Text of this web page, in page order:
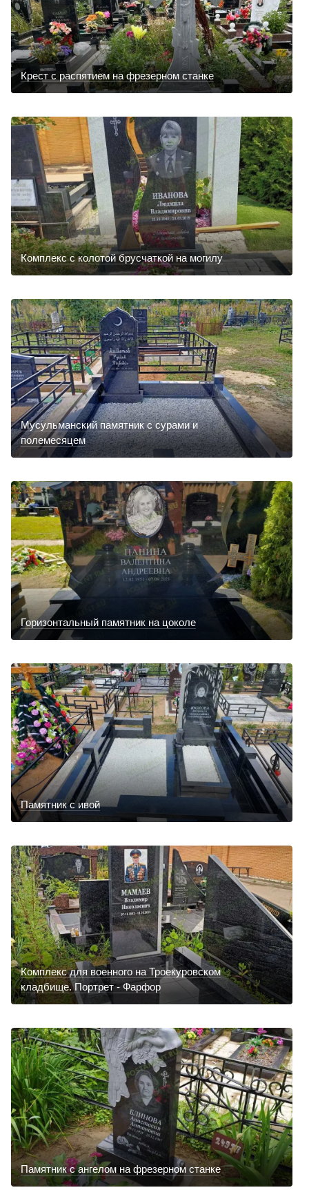
Крест с распятием на фрезерном станке
Комплекс с колотой брусчаткой на могилу
Мусульманский памятник с сурами и
полемесяцем
Горизонтальный памятник на цоколе
Памятник с ивой
Комплекс для военного на Троекуровском
кладбище. Портрет - Фарфор
Памятник с ангелом на фрезерном станке